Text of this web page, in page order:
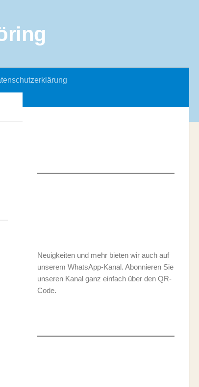
Neuigkeiten und mehr bieten wir auch auf
unserem WhatsApp-Kanal. Abonnieren Sie
unseren Kanal ganz einfach über den QR-
Code.